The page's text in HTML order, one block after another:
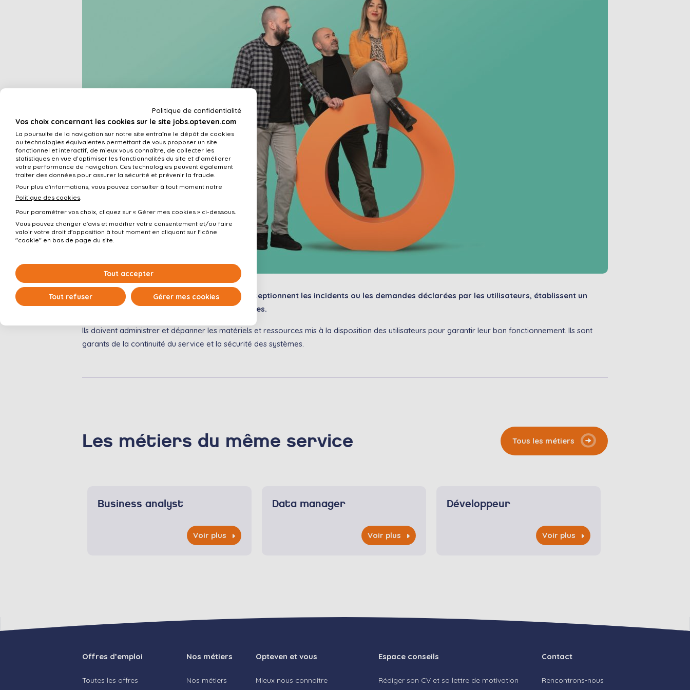
Les Administrateurs Systèmes et Réseaux réceptionnent les incidents ou les demandes déclarées par les utilisateurs, établissent un
diagnostic et apportent des solutions adaptées.
Ils doivent administrer et dépanner les matériels et ressources mis à la disposition des utilisateurs pour garantir leur bon fonctionnement. Ils sont
garants de la continuité du service et la sécurité des systèmes.
Les métiers du même service Tous les métiers
Business analyst
Voir plus
Data manager
Voir plus
Développeur
Voir plus
Offres d’emploi
Toutes les offres
Nos métiers
Nos métiers
Opteven et vous
Mieux nous connaître
Espace conseils
Rédiger son CV et sa lettre de motivation
Contact
Rencontrons-nous
Politique de confidentialité
Vos choix concernant les cookies sur le site jobs.opteven.com
La poursuite de la navigation sur notre site entraîne le dépôt de cookies
ou technologies équivalentes permettant de vous proposer un site
fonctionnel et interactif, de mieux vous connaître, de collecter les
statistiques en vue d’optimiser les fonctionnalités du site et d’améliorer
votre performance de navigation. Ces technologies peuvent également
traiter des données pour assurer la sécurité et prévenir la fraude.
Pour plus d'informations, vous pouvez consulter à tout moment notre
Politique des cookies.
Pour paramétrer vos choix, cliquez sur « Gérer mes cookies » ci-dessous.
Vous pouvez changer d'avis et modifier votre consentement et/ou faire
valoir votre droit d'opposition à tout moment en cliquant sur l'icône
"cookie" en bas de page du site.
Tout accepter
Tout refuser Gérer mes cookies